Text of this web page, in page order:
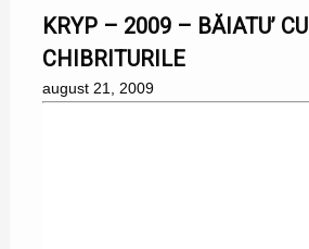
KRYP – 2009 – BĂIATU’ CU
CHIBRITURILE
august 21, 2009